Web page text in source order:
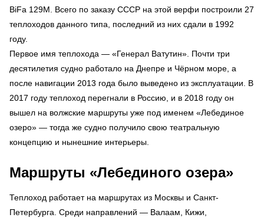
BiFa 129M. Всего по заказу СССР на этой верфи построили 27
теплоходов данного типа, последний из них сдали в 1992
году.
Первое имя теплохода — «Генерал Ватутин». Почти три
десятилетия судно работало на Днепре и Чёрном море, а
после навигации 2013 года было выведено из эксплуатации. В
2017 году теплоход перегнали в Россию, и в 2018 году он
вышел на волжские маршруты уже под именем «Лебединое
озеро» — тогда же судно получило свою театральную
концепцию и нынешние интерьеры.
Маршруты «Лебединого озера»
Теплоход работает на маршрутах из Москвы и Санкт-
Петербурга. Среди направлений — Валаам, Кижи,